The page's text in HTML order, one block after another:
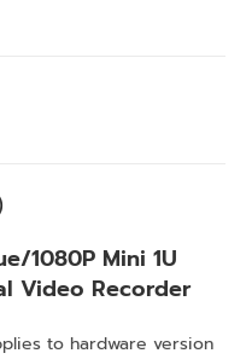
1080P Mini 1U
Video Recorder
to hardware version